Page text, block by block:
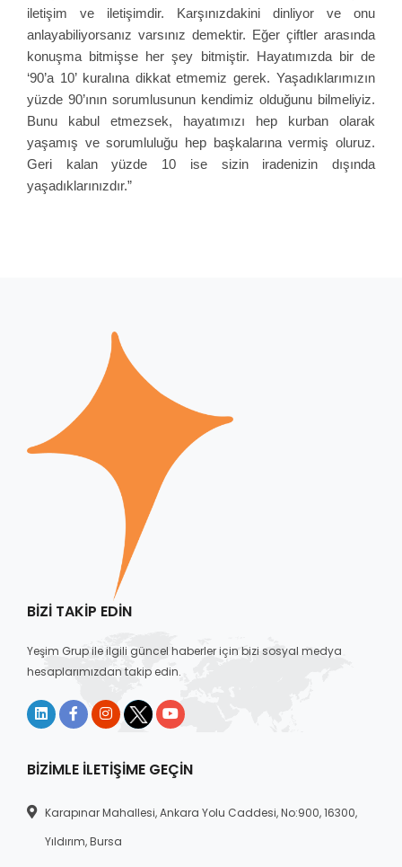
iletişim ve iletişimdir. Karşınızdakini dinliyor ve onu
anlayabiliyorsanız varsınız demektir. Eğer çiftler arasında
konuşma bitmişse her şey bitmiştir. Hayatımızda bir de
‘90’a 10’ kuralına dikkat etmemiz gerek. Yaşadıklarımızın
yüzde 90’ının sorumlusunun kendimiz olduğunu bilmeliyiz.
Bunu kabul etmezsek, hayatımızı hep kurban olarak
yaşamış ve sorumluluğu hep başkalarına vermiş oluruz.
Geri kalan yüzde 10 ise sizin iradenizin dışında
yaşadıklarınızdır.”
BIZI TAKIP EDIN
Yeşim Grup ile ilgili güncel haberler için bizi sosyal medya
hesaplarımızdan takip edin.
BIZIMLE İLETIŞIME GEÇIN
Karapınar Mahallesi, Ankara Yolu Caddesi, No:900, 16300,
Yıldırım, Bursa